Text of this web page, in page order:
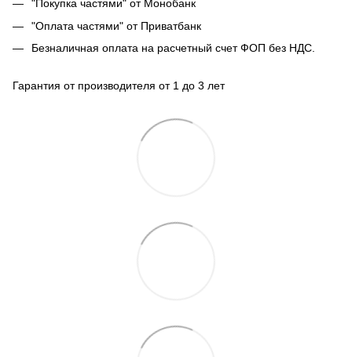
"Покупка частями" от Монобанк
"Оплата частями" от Приватбанк
Безналичная оплата на расчетный счет ФОП без НДС.
Гарантия от производителя от 1 до 3 лет